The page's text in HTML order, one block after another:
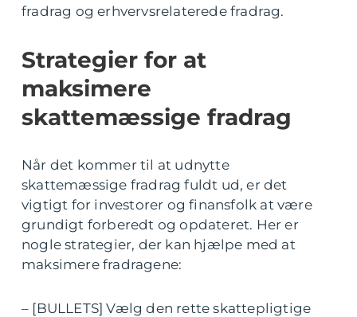
fradrag og erhvervsrelaterede fradrag.
Strategier for at
maksimere
skattemæssige fradrag
Når det kommer til at udnytte
skattemæssige fradrag fuldt ud, er det
vigtigt for investorer og finansfolk at være
grundigt forberedt og opdateret. Her er
nogle strategier, der kan hjælpe med at
maksimere fradragene:
– [BULLETS] Vælg den rette skattepligtige